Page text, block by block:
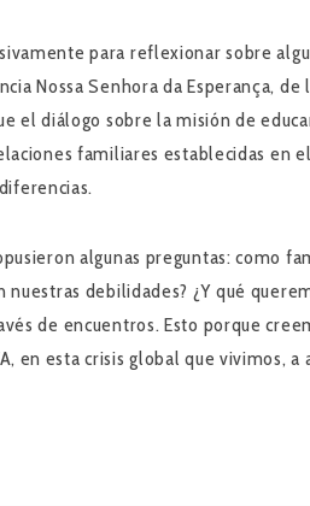
para reflexionar sobre
Nossa Senhora da Esperança,
el diálogo sobre la misión de
familiares establecidas en
algunas preguntas: como
nuestras debilidades? ¿Y qué
de encuentros. Esto porque
en esta crisis global que vivimos,